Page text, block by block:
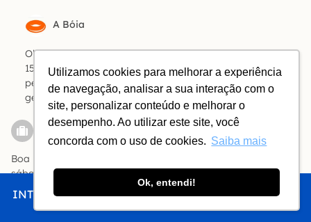
Utilizamos cookies para melhorar a experiência
de navegação, analisar a sua interação com o
site, personalizar conteúdo e melhorar o
desempenho. Ao utilizar este site, você
concorda com o uso de cookies. Saiba mais
Ok, entendi!
INTRO CHEGAR FICAR COMER FAZER
A Bóia
Olá, Leonardo! Você é que sabe. Se você prefere perder
15% no câmbio do aeroporto a pagar 6,38% de IOF (uma
perda 9% superior ao IOF), é com você. O dinheiro é seu, a
gente só queria ajudar.
Cinthia Ferreira
Boa noite. Nós vamos chegar em Santiago dia 16/09, num
sábado, às 19:30. Estamos preocupados porque chegaremos
na véspera de um feriado nacional, em que tudo em